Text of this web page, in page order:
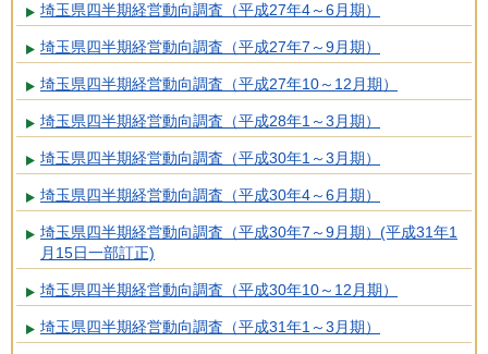
埼玉県四半期経営動向調査（平成27年4～6月期）
埼玉県四半期経営動向調査（平成27年7～9月期）
埼玉県四半期経営動向調査（平成27年10～12月期）
埼玉県四半期経営動向調査（平成28年1～3月期）
埼玉県四半期経営動向調査（平成30年1～3月期）
埼玉県四半期経営動向調査（平成30年4～6月期）
埼玉県四半期経営動向調査（平成30年7～9月期）(平成31年1
月15日一部訂正)
埼玉県四半期経営動向調査（平成30年10～12月期）
埼玉県四半期経営動向調査（平成31年1～3月期）